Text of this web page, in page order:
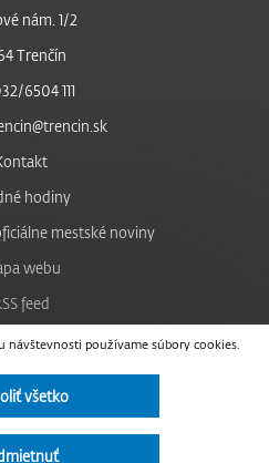
návštevnosti používame súbory cookies.
všetko
nám. 1/2
Trenčín
6504 111
hodiny
mestské noviny
webu
feed
cookies